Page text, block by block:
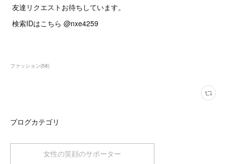
友達リクエストお待ちしています。
検索IDはこちら @nxe4259
ファッション(58)
ブログカテゴリ
女性の笑顔のサポーター